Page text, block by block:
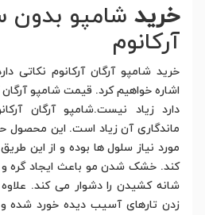
خرید شامپو بدون
آرکانوم
خرید شامپو آرگان آرکانوم نکاتی
اشاره خواهیم کرد. قیمت شامپو آرگان
دارد زیاد نیست.شامپو آرگان
ماندگاری آن زیاد است. این محصول
مورد نیاز سلول ها بوده و از این
کند. خشک شدن مو باعث ایجاد گره
شانه کشیدن را دشوار می کند.
زدن تارهای آسیب دیده خورد شده